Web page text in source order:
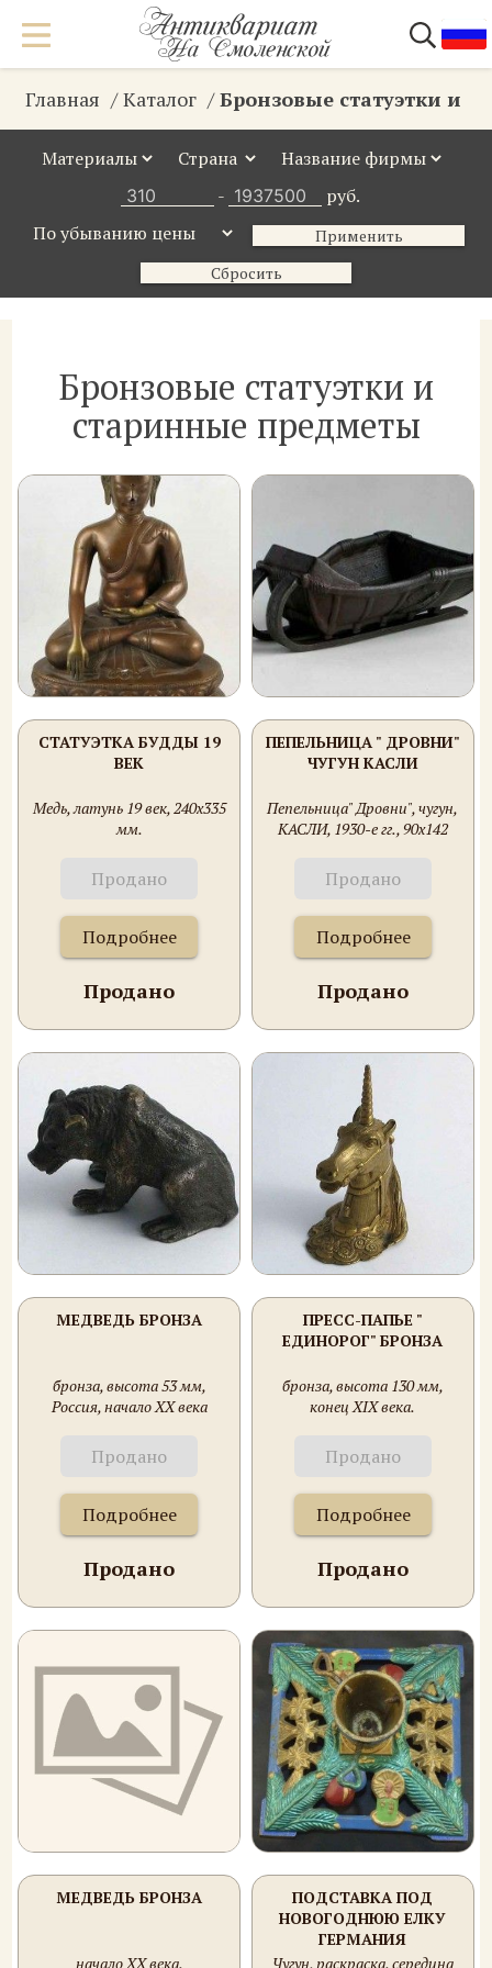
Главная Каталог Бронзовые статуэтки и
- руб.
Применить
Сбросить
Бронзовые статуэтки и
старинные предметы
СТАТУЭТКА БУДДЫ 19
ВЕК
Медь, латунь 19 век, 240х335
мм.
Продано
Подробнее
Продано
ПЕПЕЛЬНИЦА " ДРОВНИ"
ЧУГУН КАСЛИ
Пепельница" Дровни", чугун,
КАСЛИ, 1930-е гг., 90х142
Продано
Подробнее
Продано
МЕДВЕДЬ БРОНЗА
бронза, высота 53 мм,
Россия, начало XX века
Продано
Подробнее
Продано
ПРЕСС-ПАПЬЕ "
ЕДИНОРОГ" БРОНЗА
бронза, высота 130 мм,
конец XIX века.
Продано
Подробнее
Продано
МЕДВЕДЬ БРОНЗА
начало ХХ века.
ПОДСТАВКА ПОД
НОВОГОДНЮЮ ЕЛКУ
ГЕРМАНИЯ
Чугун, раскраска. середина